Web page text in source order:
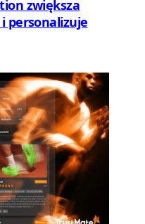
zwiększa
personalizuje